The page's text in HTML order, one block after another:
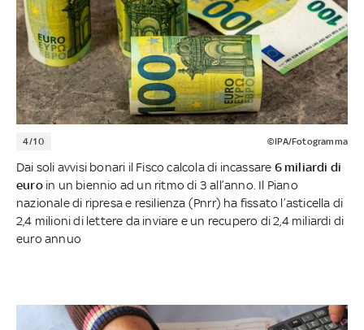
4/10 ©IPA/Fotogramma
Dai soli avvisi bonari il Fisco calcola di incassare 6 miliardi di
euroin un biennio ad un ritmo di 3 all’anno. Il Piano
nazionale di ripresa e resilienza (Pnrr) ha fissato l’asticella di
2,4 milioni di lettere da inviare e un recupero di 2,4 miliardi di
euro annuo